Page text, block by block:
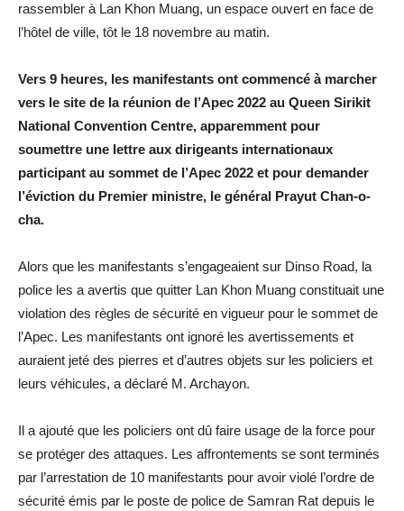
rassembler à Lan Khon Muang, un espace ouvert en face de
l’hôtel de ville, tôt le 18 novembre au matin.
Vers 9 heures, les manifestants ont commencé à marcher
vers le site de la réunion de l’Apec 2022 au Queen Sirikit
National Convention Centre, apparemment pour
soumettre une lettre aux dirigeants internationaux
participant au sommet de l’Apec 2022 et pour demander
l’éviction du Premier ministre, le général Prayut Chan-o-
cha.
Alors que les manifestants s’engageaient sur Dinso Road, la
police les a avertis que quitter Lan Khon Muang constituait une
violation des règles de sécurité en vigueur pour le sommet de
l’Apec. Les manifestants ont ignoré les avertissements et
auraient jeté des pierres et d’autres objets sur les policiers et
leurs véhicules, a déclaré M. Archayon.
Il a ajouté que les policiers ont dû faire usage de la force pour
se protéger des attaques. Les affrontements se sont terminés
par l’arrestation de 10 manifestants pour avoir violé l’ordre de
sécurité émis par le poste de police de Samran Rat depuis le